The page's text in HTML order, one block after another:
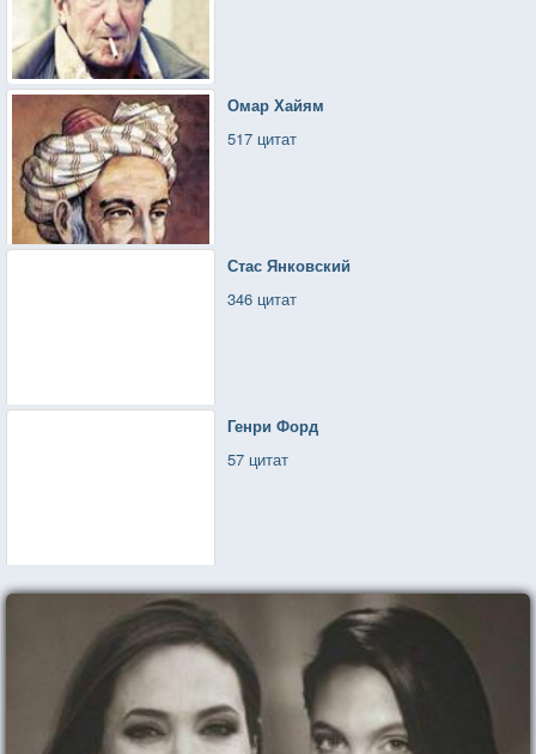
Омар Хайям
517 цитат
Стас Янковский
346 цитат
Генри Форд
57 цитат